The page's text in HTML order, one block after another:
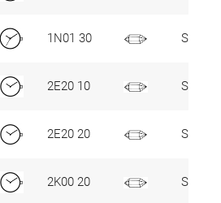
1N01 30 SC
2E20 10
2E20 20
2K00 20